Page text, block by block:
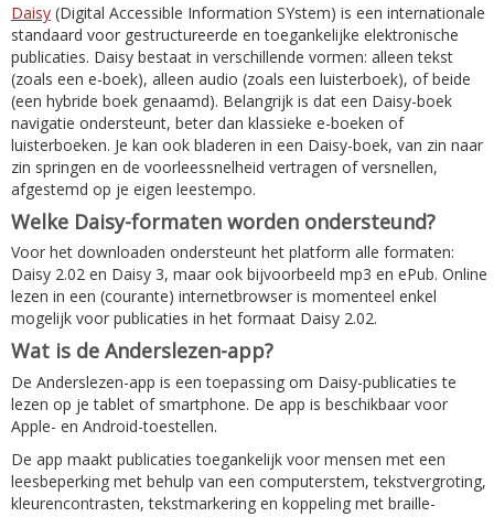
Daisy (Digital Accessible Information SYstem) is een internationale
standaard voor gestructureerde en toegankelijke elektronische
publicaties. Daisy bestaat in verschillende vormen: alleen tekst
(zoals een e-boek), alleen audio (zoals een luisterboek), of beide
(een hybride boek genaamd). Belangrijk is dat een Daisy-boek
navigatie ondersteunt, beter dan klassieke e-boeken of
luisterboeken. Je kan ook bladeren in een Daisy-boek, van zin naar
zin springen en de voorleessnelheid vertragen of versnellen,
afgestemd op je eigen leestempo.
Welke Daisy-formaten worden ondersteund?
Voor het downloaden ondersteunt het platform alle formaten:
Daisy 2.02 en Daisy 3, maar ook bijvoorbeeld mp3 en ePub. Online
lezen in een (courante) internetbrowser is momenteel enkel
mogelijk voor publicaties in het formaat Daisy 2.02.
Wat is de Anderslezen-app?
De Anderslezen-app is een toepassing om Daisy-publicaties te
lezen op je tablet of smartphone. De app is beschikbaar voor
Apple- en Android-toestellen.
De app maakt publicaties toegankelijk voor mensen met een
leesbeperking met behulp van een computerstem, tekstvergroting,
kleurencontrasten, tekstmarkering en koppeling met braille-